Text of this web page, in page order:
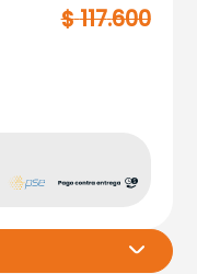
$117.600